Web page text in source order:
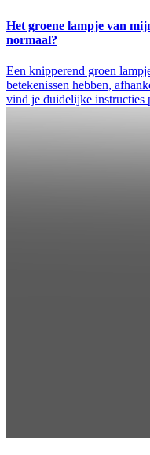
Het groene lampje van
normaal?
Een knipperend groen
betekenissen hebben,
vind je duidelijke instructies